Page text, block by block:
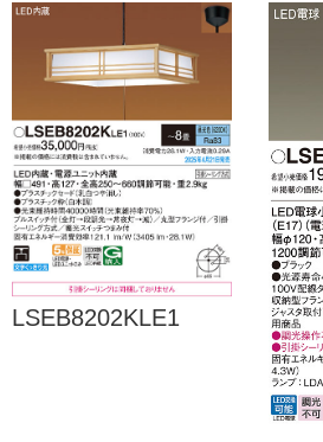
LSEB8202KLE1